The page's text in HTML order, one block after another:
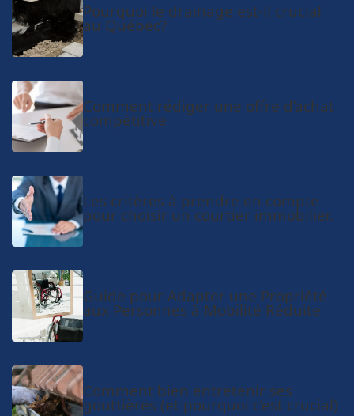
Pourquoi le drainage est-il crucial
au Québec?
Comment rédiger une offre d’achat
compétitive
Les critères à prendre en compte
pour choisir un courtier immobilier.
Guide pour Adapter une Propriété
aux Personnes à Mobilité Réduite
Comment bien entretenir ses
gouttières (et pourquoi c’est crucial)